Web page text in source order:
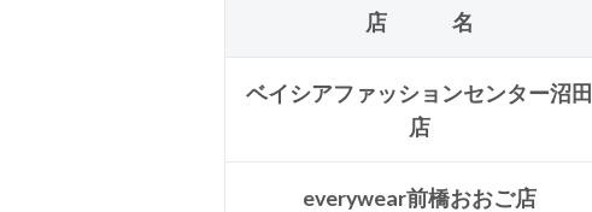
店 名
ベイシアファッションセンター沼田
店
everywear前橋おおご店